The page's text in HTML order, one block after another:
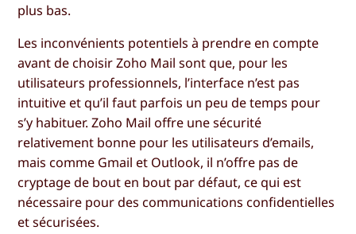
plus bas.
Les inconvénients potentiels à prendre en compte
avant de choisir Zoho Mail sont que, pour les
utilisateurs professionnels, l’interface n’est pas
intuitive et qu’il faut parfois un peu de temps pour
s’y habituer. Zoho Mail offre une sécurité
relativement bonne pour les utilisateurs d’emails,
mais comme Gmail et Outlook, il n’offre pas de
cryptage de bout en bout par défaut, ce qui est
nécessaire pour des communications confidentielles
et sécurisées.